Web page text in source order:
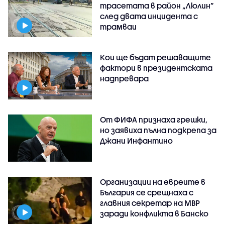
трасетата в район „Люлин”
след двата инцидента с
трамваи
Кои ще бъдат решаващите
фактори в президентската
надпревара
От ФИФА признаха грешки,
но заявиха пълна подкрепа за
Джани Инфантино
Организации на евреите в
България се срещнаха с
главния секретар на МВР
заради конфликта в Банско